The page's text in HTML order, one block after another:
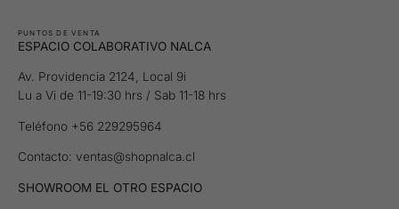
PUNTOS DE VENTA
ESPACIO COLABORATIVO NALCA
Av. Providencia 2124, Local 9i
Lu a Vi de 11-19:30 hrs / Sab 11-18 hrs
Teléfono +56 229295964
Contacto: ventas@shopnalca.cl
SHOWROOM EL OTRO ESPACIO